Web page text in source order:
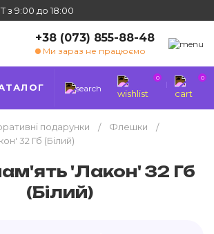
9:00 до 18:00
+38 (073) 855-88-48
Ми зараз не працюємо
0 0
подарунки
Флешки
32 Гб (Білий)
'Лакон' 32 Гб
(Білий)